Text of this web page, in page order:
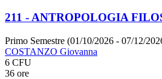
211 - ANTROPOLOGIA
Primo Semestre (01/10/2026 - 07/12/
COSTANZO Giovanna
6 CFU
36 ore